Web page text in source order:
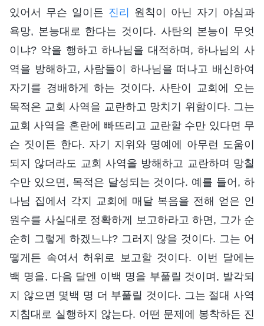
있어서 무슨 일이든 진리 원칙이 아닌 자기 야심과
욕망, 본능대로 한다는 것이다. 사탄의 본능이 무엇
이냐? 악을 행하고 하나님을 대적하며, 하나님의 사
역을 방해하고, 사람들이 하나님을 떠나고 배신하여
자기를 경배하게 하는 것이다. 사탄이 교회에 오는
목적은 교회 사역을 교란하고 망치기 위함이다. 그는
교회 사역을 혼란에 빠뜨리고 교란할 수만 있다면 무
슨 짓이든 한다. 자기 지위와 명예에 아무런 도움이
되지 않더라도 교회 사역을 방해하고 교란하며 망칠
수만 있으면, 목적은 달성되는 것이다. 예를 들어, 하
나님 집에서 각지 교회에 매달 복음을 전해 얻은 인
원수를 사실대로 정확하게 보고하라고 하면, 그가 순
순히 그렇게 하겠느냐? 그러지 않을 것이다. 그는 어
떻게든 속여서 허위로 보고할 것이다. 이번 달에는
백 명을, 다음 달엔 이백 명을 부풀릴 것이며, 발각되
지 않으면 몇백 명 더 부풀릴 것이다. 그는 절대 사역
지침대로 실행하지 않는다. 어떤 문제에 봉착하든 진